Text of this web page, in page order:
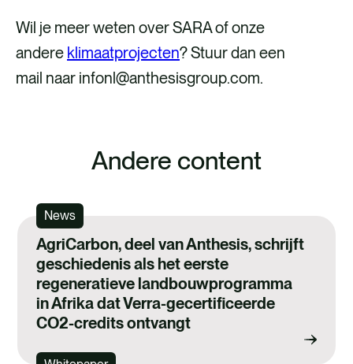
Wil je meer weten over SARA of onze
andere klimaatprojecten? Stuur dan een
mail naar infonl@anthesisgroup.com.
Andere content
News
AgriCarbon, deel van Anthesis, schrijft
geschiedenis als het eerste
regeneratieve landbouwprogramma
in Afrika dat Verra-gecertificeerde
CO2-credits ontvangt